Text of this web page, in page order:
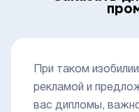
При таком
рекламой и
вас дипломы,